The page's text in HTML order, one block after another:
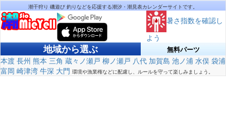
潮干狩り 磯遊び 釣りなどを応援する潮汐・潮見表カレンダーサイトです。
暑さ指数を確認し
よう
地域から選ぶ 無料パーツ
本渡 長州 熊本 三角 蔵々ノ瀬戸 柳ノ瀬戸 八代 加賀島 池ノ浦 水俣 袋浦
富岡 崎津湾 牛深 大門 環境や漁業権などに配慮し、ルールを守って楽しみましょう。